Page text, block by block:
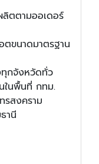
ตตามออเดอร์
ขนาดมาตรฐาน
กจังหวัดทั่ว
ในพื้นที่ กทม.
รสงคราม
านี